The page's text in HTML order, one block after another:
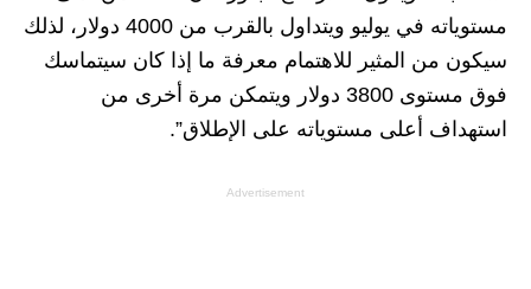
مستوياته في يوليو ويتداول بالقرب من 4000 دولار، لذلك
سيكون من المثير للاهتمام معرفة ما إذا كان سيتماسك
فوق مستوى 3800 دولار ويتمكن مرة أخرى من
استهداف أعلى مستوياته على الإطلاق”.
Advertisement